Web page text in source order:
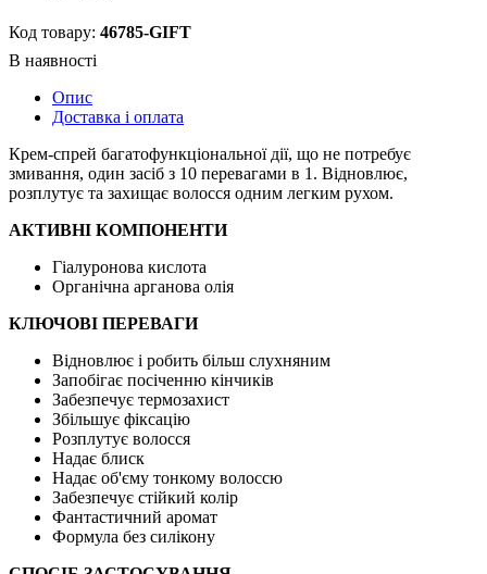
46785-GIFT
Опис
Доставка і оплата
Крем-спрей багатофункціональної дії, що не потребує
змивання, один засіб з 10 перевагами в 1. Відновлює,
розплутує та захищає волосся одним легким рухом.
АКТИВНІ КОМПОНЕНТИ
Гіалуронова кислота
Органічна арганова олія
КЛЮЧОВІ ПЕРЕВАГИ
Відновлює і робить більш слухняним
Запобігає посіченню кінчиків
Забезпечує термозахист
Збільшує фіксацію
Розплутує волосся
Надає блиск
Надає об'єму тонкому волоссю
Забезпечує стійкий колір
Фантастичний аромат
Формула без силікону